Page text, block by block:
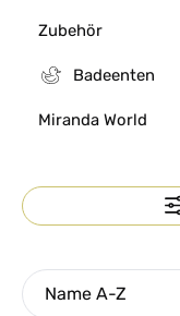
Zubehör
Badeenten
Miranda World